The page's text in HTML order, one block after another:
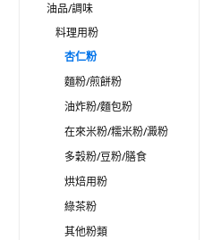
油品/調味
料理用粉
杏仁粉
麵粉/煎餅粉
油炸粉/麵包粉
在來米粉/糯米粉/澱粉
多穀粉/豆粉/膳食
烘焙用粉
綠茶粉
其他粉類